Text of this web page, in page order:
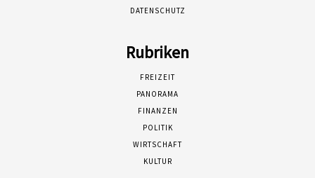
DATENSCHUTZ
Rubriken
FREIZEIT
PANORAMA
FINANZEN
POLITIK
WIRTSCHAFT
KULTUR